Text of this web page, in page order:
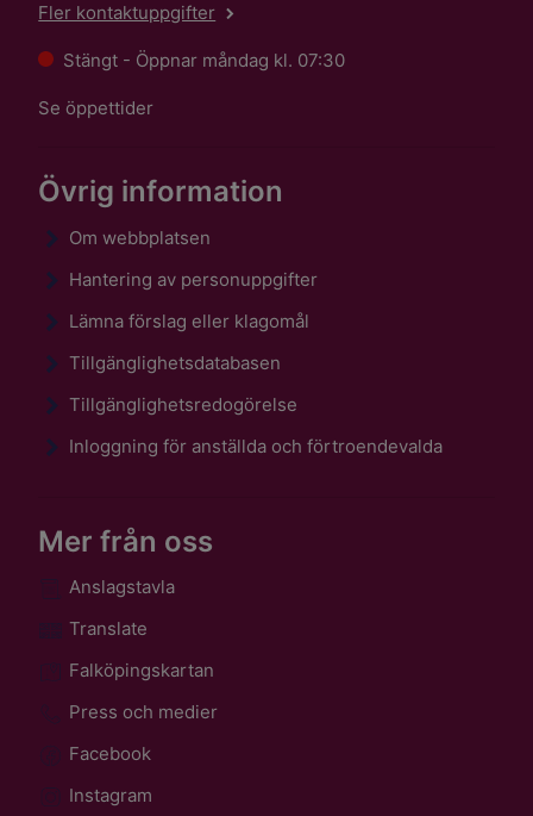
Fler kontaktuppgifter
Stängt - Öppnar måndag kl. 07:30
Se öppettider
Övrig information
Om webbplatsen
Hantering av personuppgifter
Lämna förslag eller klagomål
Tillgänglighetsdatabasen
Tillgänglighetsredogörelse
Inloggning för anställda och förtroendevalda
Mer från oss
Anslagstavla
Translate
Falköpingskartan
Press och medier
Facebook
Instagram